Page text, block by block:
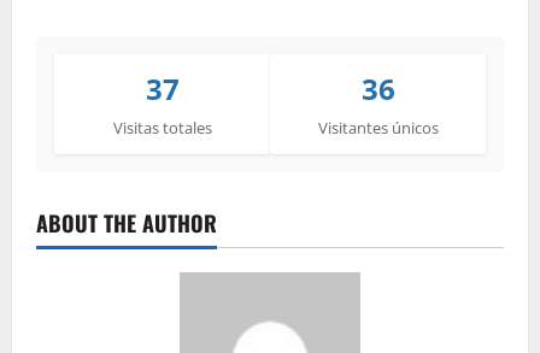
37
Visitas totales
36
Visitantes únicos
ABOUT THE AUTHOR